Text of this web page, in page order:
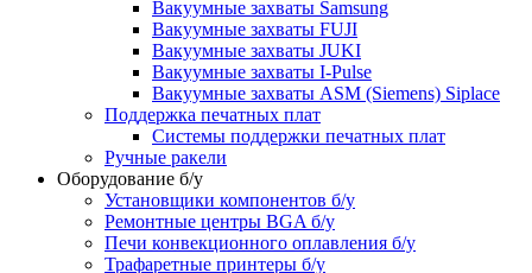
Вакуумные захваты Samsung
Вакуумные захваты FUJI
Вакуумные захваты JUKI
Вакуумные захваты I-Pulse
Вакуумные захваты ASM (Siemens) Siplace
Поддержка печатных плат
Системы поддержки печатных плат
Ручные ракели
Оборудование б/у
Установщики компонентов б/у
Ремонтные центры BGA б/у
Печи конвекционного оплавления б/у
Трафаретные принтеры б/у